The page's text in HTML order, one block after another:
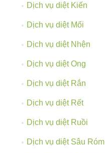
Dịch vụ diệt Kiến
Dịch vụ diệt Mối
Dịch vụ diệt Nhện
Dịch vụ diệt Ong
Dịch vụ diệt Rắn
Dịch vụ diệt Rết
Dịch vụ diệt Ruồi
Dịch vụ diệt Sâu Róm